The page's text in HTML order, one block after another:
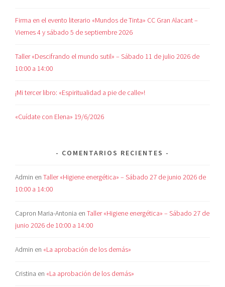
Firma en el evento literario «Mundos de Tinta» CC Gran Alacant –
Viernes 4 y sábado 5 de septiembre 2026
Taller «Descifrando el mundo sutil» – Sábado 11 de julio 2026 de
10:00 a 14:00
¡Mi tercer libro: «Espiritualidad a pie de calle»!
«Cuídate con Elena» 19/6/2026
COMENTARIOS RECIENTES
Admin enTaller «Higiene energética» – Sábado 27 de junio 2026 de
10:00 a 14:00
Capron Maria-Antonia enTaller «Higiene energética» – Sábado 27 de
junio 2026 de 10:00 a 14:00
Admin en «La aprobación de los demás»
Cristina en «La aprobación de los demás»